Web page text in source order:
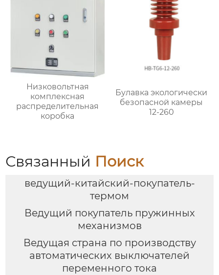
Низковольтная
комплексная
распределительная
коробка
Булавка экологически
безопасной камеры
12-260
Связанный Поиск
ведущий-китайский-покупатель-
термом
Ведущий покупатель пружинных
механизмов
Ведущая страна по производству
автоматических выключателей
переменного тока